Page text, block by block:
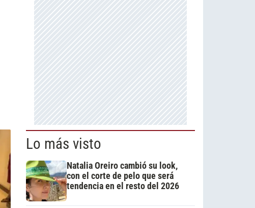
Lo más visto
Natalia Oreiro cambió su look,
con el corte de pelo que será
tendencia en el resto del 2026